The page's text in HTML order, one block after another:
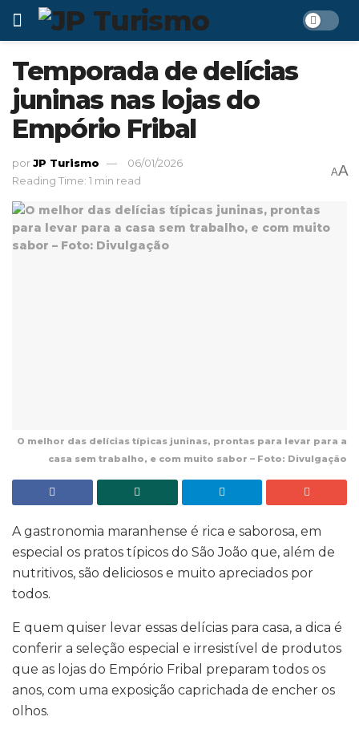
Temporada de delícias
juninas nas lojas do
Empório Fribal
porJP Turismo
06/01/2026
Reading Time: 1 min read
AA
O melhor das delícias típicas juninas, prontas para levar para a
casa sem trabalho, e com muito sabor – Foto: Divulgação
A gastronomia maranhense é rica e saborosa, em
especial os pratos típicos do São João que, além de
nutritivos, são deliciosos e muito apreciados por
todos.
E quem quiser levar essas delícias para casa, a dica é
conferir a seleção especial e irresistível de produtos
que as lojas do Empório Fribal preparam todos os
anos, com uma exposição caprichada de encher os
olhos.